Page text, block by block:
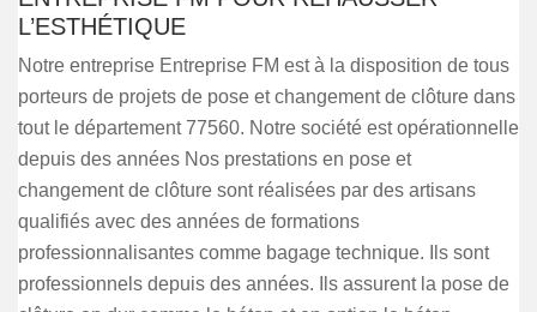
L’ESTHÉTIQUE
Notre entreprise Entreprise FM est à la disposition de tous
porteurs de projets de pose et changement de clôture dans
tout le département 77560. Notre société est opérationnelle
depuis des années Nos prestations en pose et
changement de clôture sont réalisées par des artisans
qualifiés avec des années de formations
professionnalisantes comme bagage technique. Ils sont
professionnels depuis des années. Ils assurent la pose de